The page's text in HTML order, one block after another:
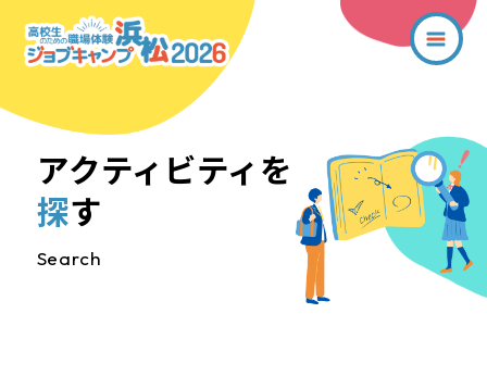
アクティビティを
探す
Search